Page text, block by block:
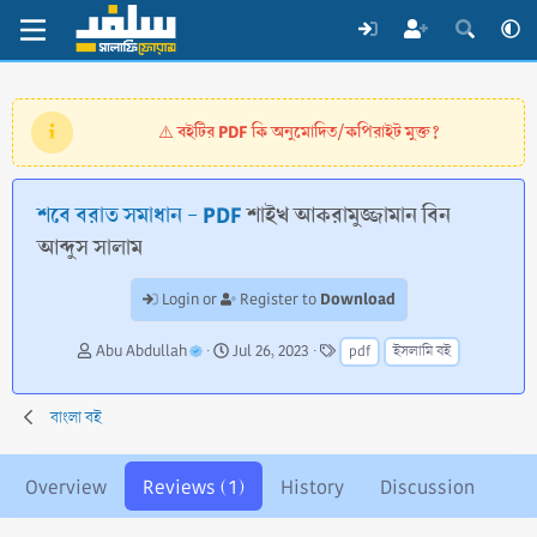
⚠️বইটির PDF কি অনুমোদিত/কপিরাইট মুক্ত?
শবে বরাত সমাধান - PDFশাইখ আকরামুজ্জামান বিন
আব্দুস সালাম
Login or Register to Download
A
t
h
r
Abu Abdullah
C
e
i
o
n
Jul 26, 2023
T
a
g
pdf ইসলামি বই
বাংলা বই
Overview Reviews (1) History Discussion